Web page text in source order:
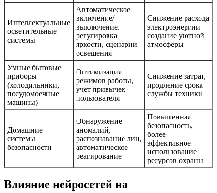
Интеллектуальные
осветительные
системы
Автоматическое
включение/
выключение,
регулировка
яркости, сценарии
освещения
Снижение расхода
электроэнергии,
создание уютной
атмосферы
Умные бытовые
приборы
(холодильники,
посудомоечные
машины)
Оптимизация
режимов работы,
учет привычек
пользователя
Снижение затрат,
продление срока
службы техники
Домашние
системы
безопасности
Обнаружение
аномалий,
распознавание лиц,
автоматическое
реагирование
Повышенная
безопасность,
более
эффективное
использование
ресурсов охраны
Влияние нейросетей на